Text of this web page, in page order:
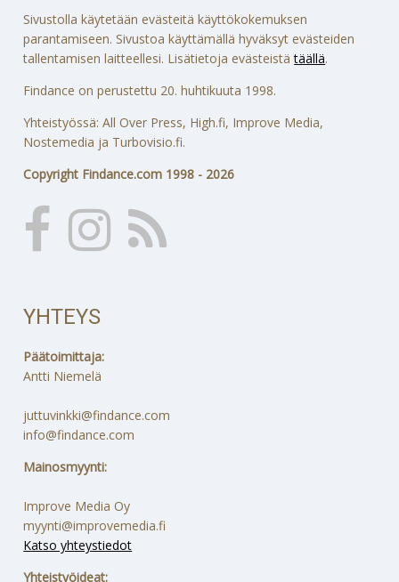
Sivustolla käytetään evästeitä käyttökokemuksen
parantamiseen. Sivustoa käyttämällä hyväksyt evästeiden
tallentamisen laitteellesi. Lisätietoja evästeistätäällä.
Findance on perustettu 20. huhtikuuta 1998.
Yhteistyössä: All Over Press, High.fi, Improve Media,
Nostemedia ja Turbovisio.fi.
Copyright Findance.com 1998 - 2026
YHTEYS
Päätoimittaja:
Antti Niemelä
juttuvinkki@findance.com
info@findance.com
Mainosmyynti:
Improve Media Oy
myynti@improvemedia.fi
Katso yhteystiedot
Yhteistyöideat: